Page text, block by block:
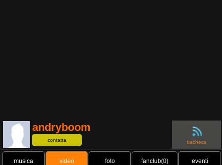
andryboom
contatta bacheca
musica video foto fanclub(0) eventi